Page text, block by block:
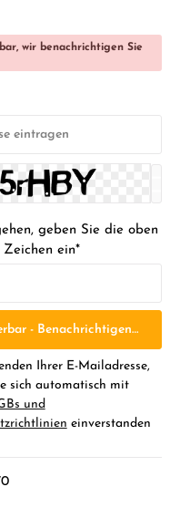
5 Sternen
wir benachrichtigen Sie
geben Sie die oben
ein*
- Benachrichtigen Sie
Ihrer E-Mailadresse,
sich automatisch mit
und
einverstanden